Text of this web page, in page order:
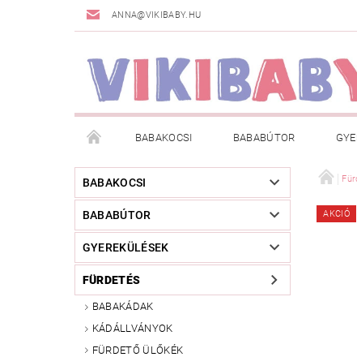
ANNA@VIKIBABY.HU
BABAKOCSI BABABÚTOR
DOGSPACE AKCIÓS
TÖRZSVÁSÁRLÓI PROGRAM RÓLUNK
BABAKOCSI
BABABÚTOR
GYEREKÜLÉSEK
FÜRDETÉS
BABAKÁDAK
KÁDÁLLVÁNYOK
FÜRDETŐ ÜLŐKÉK
AKCIÓ